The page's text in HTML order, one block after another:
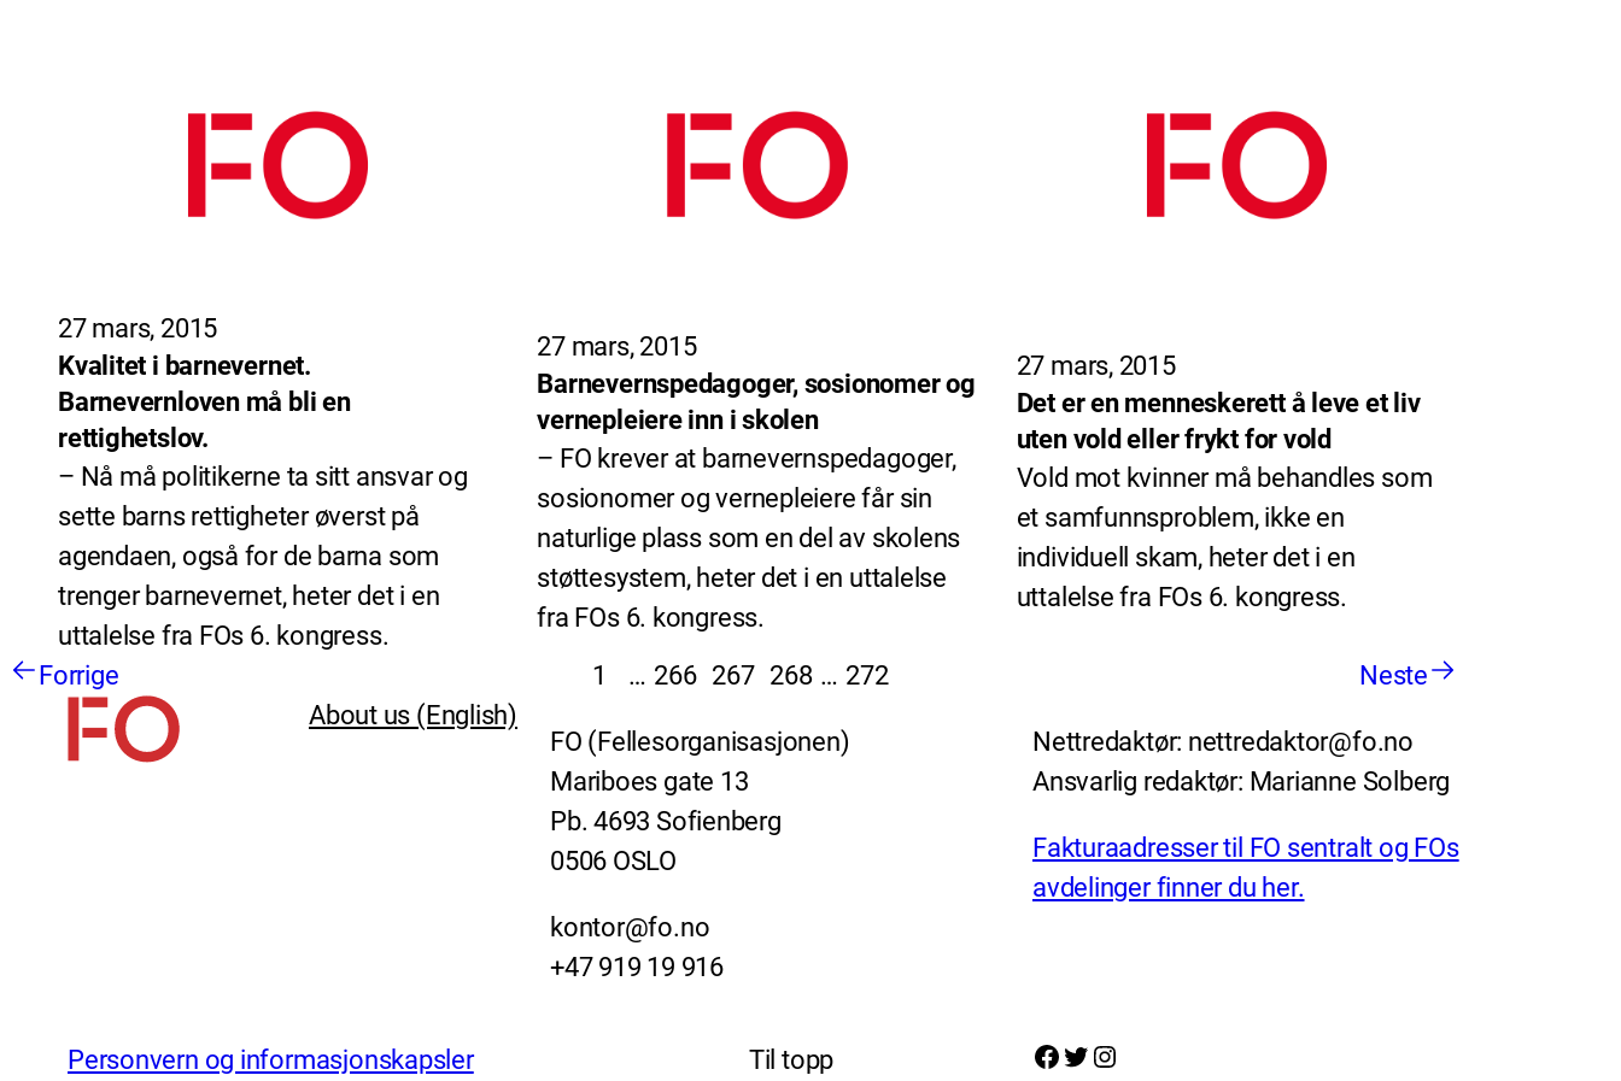
27 mars, 2015
Kvalitet i barnevernet.
Barnevernloven må bli en
rettighetslov.
– Nå må politikerne ta sitt ansvar og
sette barns rettigheter øverst på
agendaen, også for de barna som
trenger barnevernet, heter det i en
uttalelse fra FOs 6. kongress.
27 mars, 2015
Barnevernspedagoger, sosionomer og
vernepleiere inn i skolen
– FO krever at barnevernspedagoger,
sosionomer og vernepleiere får sin
naturlige plass som en del av skolens
støttesystem, heter det i en uttalelse
fra FOs 6. kongress.
27 mars, 2015
Det er en menneskerett å leve et liv
uten vold eller frykt for vold
Vold mot kvinner må behandles som
et samfunnsproblem, ikke en
individuell skam, heter det i en
uttalelse fra FOs 6. kongress.
Forrige 1 … 266 267 268 … 272
Neste
About us (English)
FO (Fellesorganisasjonen)
Mariboes gate 13
Pb. 4693 Sofienberg
0506 OSLO
kontor@fo.no
+47 919 19 916
Nettredaktør: nettredaktor@fo.no
Ansvarlig redaktør: Marianne Solberg
Fakturaadresser til FO sentralt og FOs
avdelinger finner du her.
Personvern og informasjonskapsler Til topp Facebook Twitter Instagram